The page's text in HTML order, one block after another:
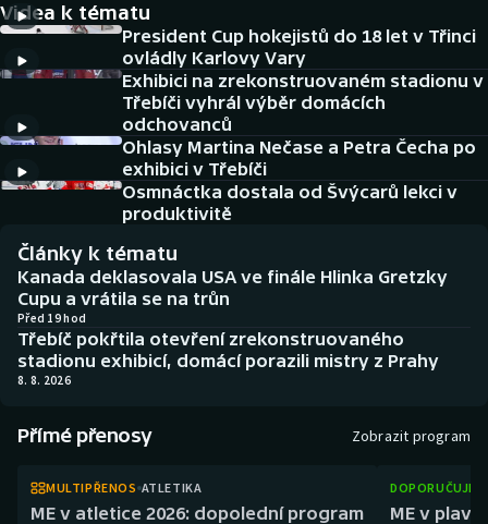
DALŠÍ SPORTY
Americký fotbal
Baseball a softbal
Basketbal
Biatlon
Boby a skeleton
Box
Florbal
NEPŘEHLÉDNĚTE
Soutěže
Historické návraty
Aplikace ČT sport
AZ kvíz
Videa k tématu
President Cup hokejistů do 18 let v Třinci
ovládly Karlovy Vary
Exhibici na zrekonstruovaném stadionu v
Třebíči vyhrál výběr domácích
odchovanců
Ohlasy Martina Nečase a Petra Čecha po
exhibici v Třebíči
Osmnáctka dostala od Švýcarů lekci v
produktivitě
Články k tématu
Kanada deklasovala USA ve finále Hlinka Gretzky
Cupu a vrátila se na trůn
Před 19 hod
Třebíč pokřtila otevření zrekonstruovaného
stadionu exhibicí, domácí porazili mistry z Prahy
8. 8. 2026
Přímé přenosy Zobrazit program
MULTIPŘENOS ATLETIKA
ME v atletice 2026: dopolední program ME v